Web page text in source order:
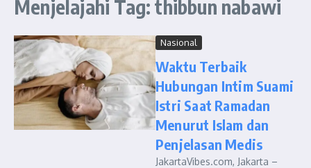
Menjelajahi Tag: thibbun nabawi
Nasional
Waktu Terbaik
Hubungan Intim Suami
Istri Saat Ramadan
Menurut Islam dan
Penjelasan Medis
JakartaVibes.com, Jakarta –